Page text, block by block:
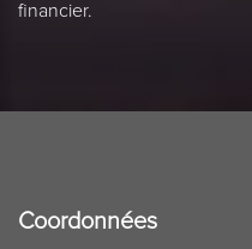
financier.
Coordonnées